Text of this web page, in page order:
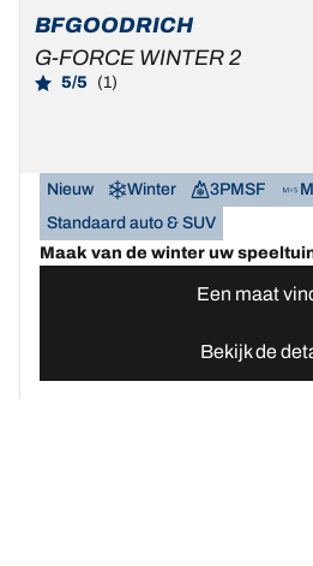
BFGOODRICH
G-FORCE WINTER 2
5/5 (1)
Nieuw Winter 3PMSF
Standaard auto & SUV
Maak van de winter uw
Een maat
Bekijk de